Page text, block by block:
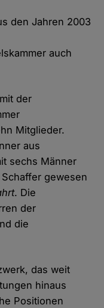
den Jahren 2003
auch
der
Mitglieder.
aus
sechs Männer
gewesen
. Die
der
die
das weit
hinaus
Positionen